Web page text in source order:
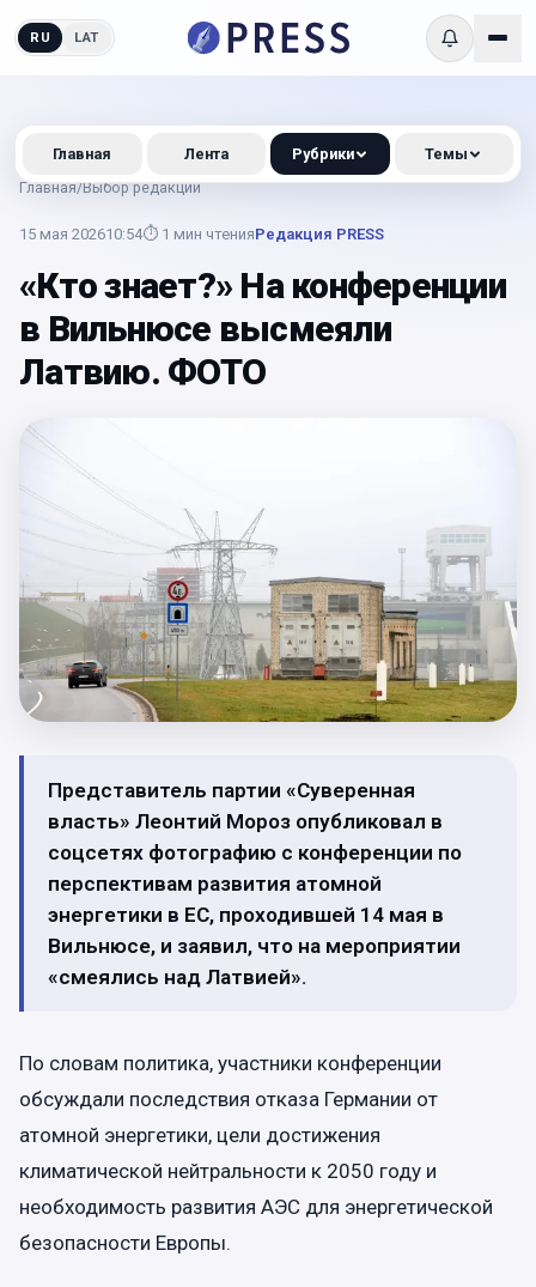
RU LAT
Главная/Выбор редакции
15 мая 202610:54⏱ 1 мин чтенияРедакция PRESS
«Кто знает?» На конференции
в Вильнюсе высмеяли
Латвию. ФОТО
Представитель партии «Суверенная
власть» Леонтий Мороз опубликовал в
соцсетях фотографию с конференции по
перспективам развития атомной
энергетики в ЕС, проходившей 14 мая в
Вильнюсе, и заявил, что на мероприятии
«смеялись над Латвией».
По словам политика, участники конференции
обсуждали последствия отказа Германии от
атомной энергетики, цели достижения
климатической нейтральности к 2050 году и
необходимость развития АЭС для энергетической
безопасности Европы.
Главная Лента Рубрики Темы